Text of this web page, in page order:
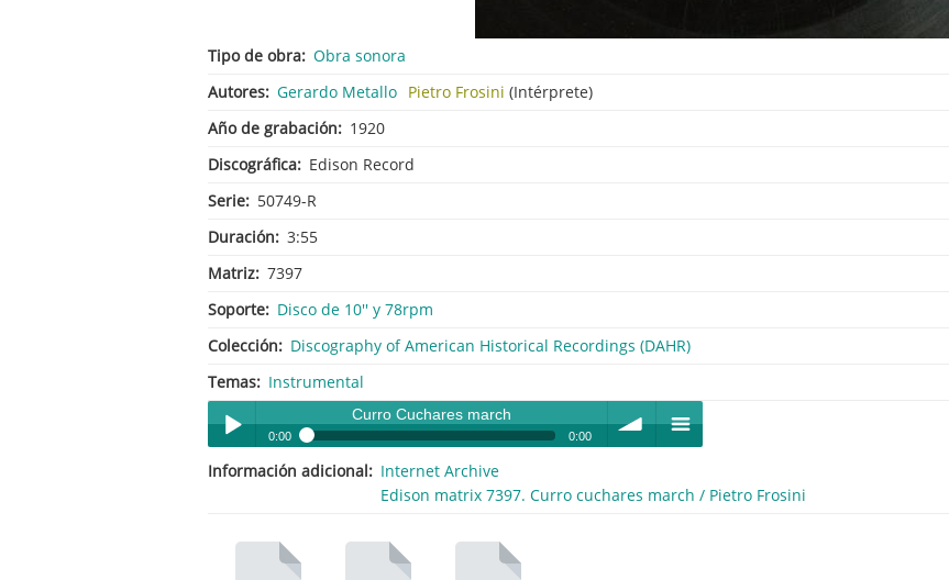
Tipo de obra Obra sonora
Autores Gerardo Metallo Pietro Frosini (Intérprete)
Año de grabación
1920
Discográfica
Edison Record
Serie
50749-R
Duración
3:55
Matriz 7397
Soporte
Disco de 10'' y 78rpm
Colección
Discography of American Historical Recordings (DAHR)
Temas
Instrumental
Play /
Curro Cuchares march
0:00 0:00
Curro Cuchares march
Información adicional
Internet Archive
Edison matrix 7397. Curro cuchares march / Pietro Frosini